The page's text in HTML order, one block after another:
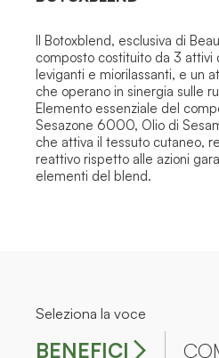
Il Botoxblend, esclusiva di
composto costituito da 3 attivi
leviganti e miorilassanti, e un
che operano in sinergia sulle
Elemento essenziale del
Sesazone 6000, Olio di
che attiva il tessuto cutaneo,
reattivo rispetto alle azioni
elementi del blend.
Seleziona la voce
BENEFICI